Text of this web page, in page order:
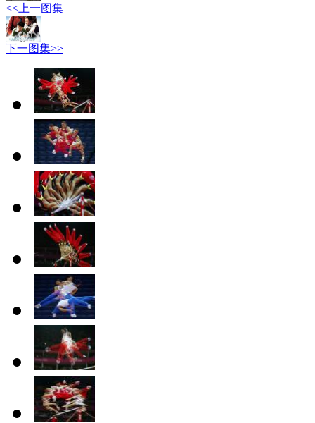
<<上一图集
下一图集>>